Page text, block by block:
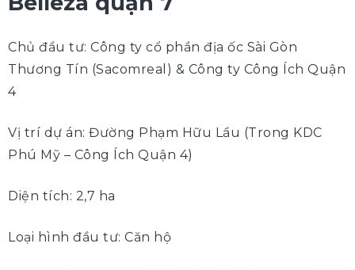
Chủ đầu tư: Công ty cổ phần địa ốc Sài Gòn
Thương Tín (Sacomreal) & Công ty Công Ích Quận
4
Vị trí dự án: Đường Phạm Hữu Lầu (Trong KDC
Phú Mỹ – Công Ích Quận 4)
Diện tích: 2,7 ha
Loại hình đầu tư: Căn hộ